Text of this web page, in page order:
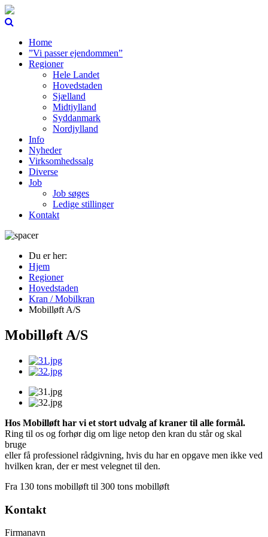
Home
”Vi passer ejendommen”
Regioner
Hele Landet
Hovedstaden
Sjælland
Midtjylland
Syddanmark
Nordjylland
Info
Nyheder
Virksomhedssalg
Diverse
Job
Job søges
Ledige stillinger
Kontakt
Du er her:
Hjem
Regioner
Hovedstaden
Kran / Mobilkran
Mobilløft A/S
Mobilløft A/S
Hos Mobilløft har vi et stort udvalg af kraner til alle formål.
Ring til os og forhør dig om lige netop den kran du står og skal
bruge
eller få professionel rådgivning, hvis du har en opgave men ikke ved
hvilken kran, der er mest velegnet til den.
Fra 130 tons mobilløft til 300 tons mobilløft
Kontakt
Firmanavn